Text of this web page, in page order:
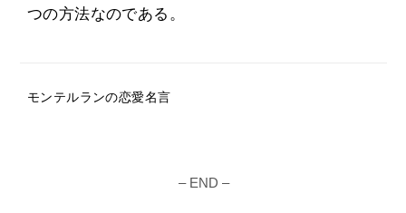
つの方法なのである。
モンテルランの恋愛名言
– END –